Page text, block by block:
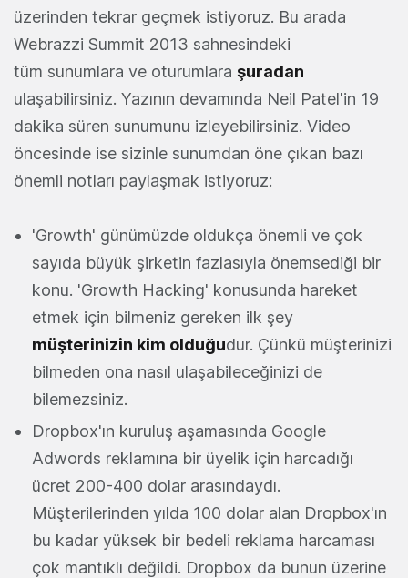
üzerinden tekrar geçmek istiyoruz. Bu arada
Webrazzi Summit 2013 sahnesindeki
tüm sunumlara ve oturumlara şuradan
ulaşabilirsiniz. Yazının devamında Neil Patel'in 19
dakika süren sunumunu izleyebilirsiniz. Video
öncesinde ise sizinle sunumdan öne çıkan bazı
önemli notları paylaşmak istiyoruz:
'Growth' günümüzde oldukça önemli ve çok
sayıda büyük şirketin fazlasıyla önemsediği bir
konu. 'Growth Hacking' konusunda hareket
etmek için bilmeniz gereken ilk şey
müşterinizin kim olduğudur. Çünkü müşterinizi
bilmeden ona nasıl ulaşabileceğinizi de
bilemezsiniz.
Dropbox'ın kuruluş aşamasında Google
Adwords reklamına bir üyelik için harcadığı
ücret 200-400 dolar arasındaydı.
Müşterilerinden yılda 100 dolar alan Dropbox'ın
bu kadar yüksek bir bedeli reklama harcaması
çok mantıklı değildi. Dropbox da bunun üzerine